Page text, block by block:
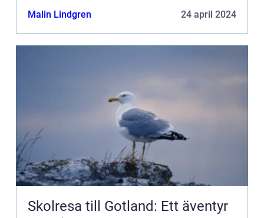
Malin Lindgren 24 april 2024
Skolresa till Gotland: Ett äventyr